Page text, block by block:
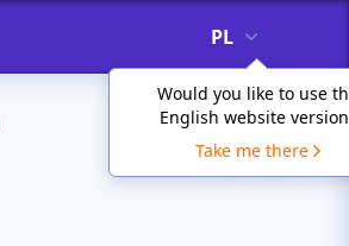
PL
Would you like to use
English website
Take me there